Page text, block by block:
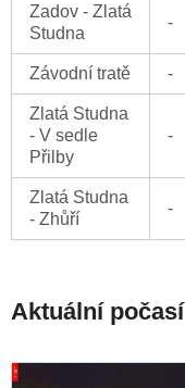
Zadov - Zlatá
Studna
-
Závodní tratě -
Zlatá Studna
- V sedle
Přilby
-
Zlatá Studna
- Zhůří
-
Aktuální počasí